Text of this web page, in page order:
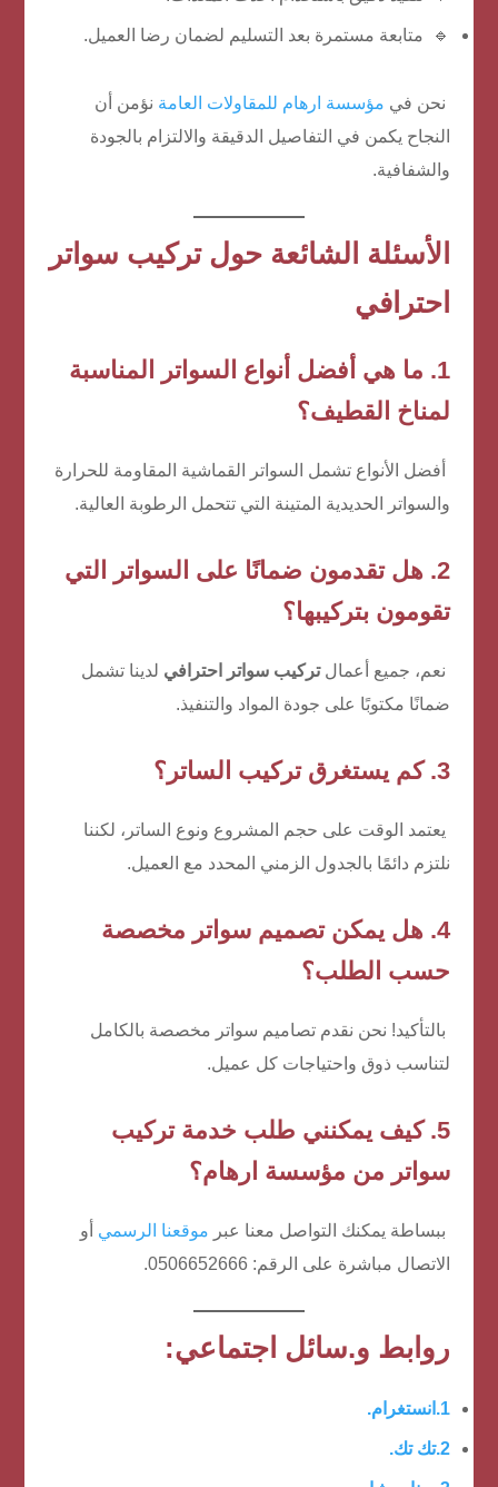
🔹 متابعة مستمرة بعد التسليم لضمان رضا العميل.
نحن في مؤسسة ارهام للمقاولات العامة نؤمن أن
النجاح يكمن في التفاصيل الدقيقة والالتزام بالجودة
والشفافية.
الأسئلة الشائعة حول تركيب سواتر
احترافي
1. ما هي أفضل أنواع السواتر المناسبة
لمناخ القطيف؟
أفضل الأنواع تشمل السواتر القماشية المقاومة للحرارة
والسواتر الحديدية المتينة التي تتحمل الرطوبة العالية.
2. هل تقدمون ضمانًا على السواتر التي
تقومون بتركيبها؟
نعم، جميع أعمالتركيب سواتر احترافي لدينا تشمل
ضمانًا مكتوبًا على جودة المواد والتنفيذ.
3. كم يستغرق تركيب الساتر؟
يعتمد الوقت على حجم المشروع ونوع الساتر، لكننا
نلتزم دائمًا بالجدول الزمني المحدد مع العميل.
4. هل يمكن تصميم سواتر مخصصة
حسب الطلب؟
بالتأكيد! نحن نقدم تصاميم سواتر مخصصة بالكامل
لتناسب ذوق واحتياجات كل عميل.
5. كيف يمكنني طلب خدمة تركيب
سواتر من مؤسسة ارهام؟
ببساطة يمكنك التواصل معنا عبر موقعنا الرسمي أو
الاتصال مباشرة على الرقم: 0506652666.
روابط و.سائل اجتماعي:
1.انستغرام.
2.تك تك.